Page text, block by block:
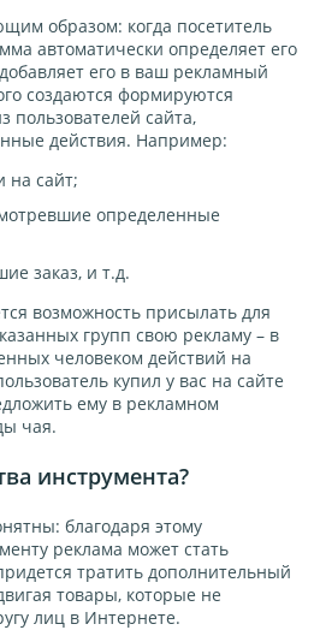
образом: когда посетитель
автоматически определяет его
его в ваш рекламный
создаются формируются
пользователей сайта,
действия. Например:
на сайт;
определенные
заказ, и т.д.
возможность присылать для
групп свою рекламу – в
человеком действий на
купил у вас на сайте
ему в рекламном
чая.
инструмента?
благодаря этому
реклама может стать
тратить дополнительный
товары, которые не
лиц в Интернете.